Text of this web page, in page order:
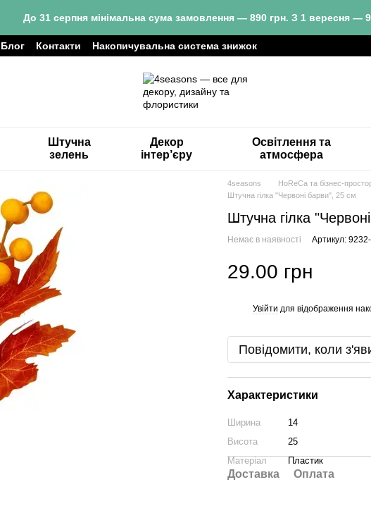
До 31 серпня мінімальна сума замовлення — 890 грн. З 1 вересня —
Блог Контакти Накопичувальна система знижок
Штучна
зелень
Декор
інтер’єру
Освітлення та
атмосфера
4seasons HoReCa та бізнес-
Штучна гілка "Червоні барви", 25 см
Штучна гілка
Немає в наявності Артикул:
29.00 грн
Увійти для відображення
Повідомити, коли
Характеристики
Ширина
14
Висота
25
Матеріал
Пластик
Доставка Оплата